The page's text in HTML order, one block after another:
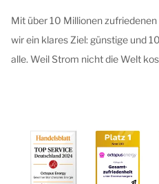
Mit über 10 Millionen
wir ein klares Ziel: günstige und
alle. Weil Strom nicht die Welt